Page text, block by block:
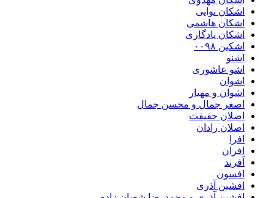
اشکان نوایی
اشکان هاشمی
اشکان یادگاری
اشکین ۰۰۹۸
اشنو
اشو عاشوری
اشوان
اشوان و مهیار
اصغر جمال و محسن جمال
اصلان حقیقت
اصلان رادان
افرا
افران
اَفرند
افسون
افشین آذری